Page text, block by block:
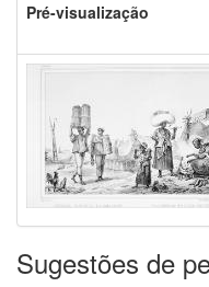
Pré-visualização
Sugestões de